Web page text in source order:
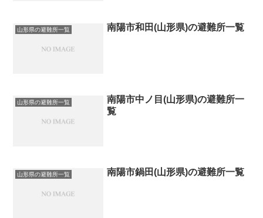
山形県の避難所一覧 南陽市和田(山形県)の避難所一覧
山形県の避難所一覧
南陽市中ノ目(山形県)の避難所一
覧
山形県の避難所一覧 南陽市鍋田(山形県)の避難所一覧